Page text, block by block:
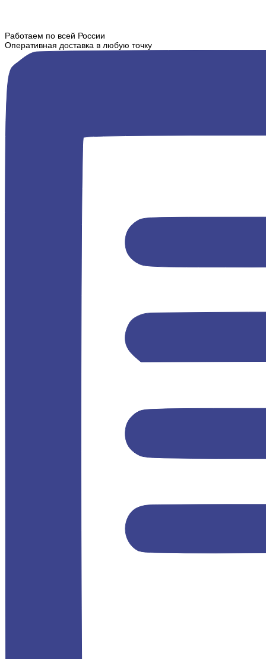
Работаем по всей России
Оперативная доставка в любую точку